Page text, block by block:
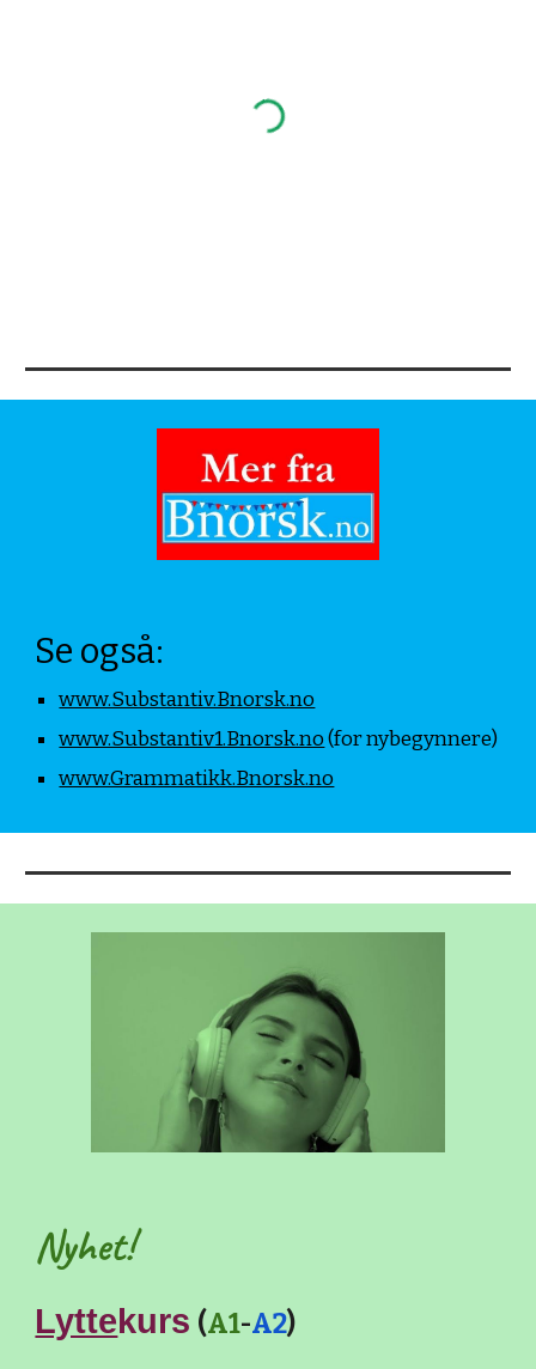
Se også:
www.Substantiv.Bnorsk.no
www.Substantiv1.Bnorsk.no(for nybegynnere)
www.Grammatikk.Bnorsk.no
Nyhet!
Lyttekurs (A1-A2)